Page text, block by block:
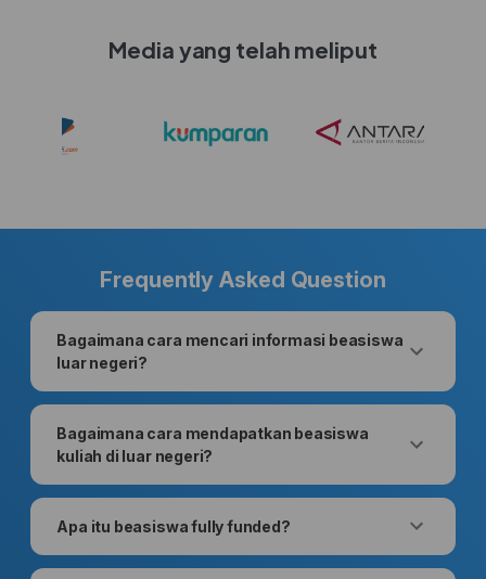
Media yang telah meliput
Frequently Asked Question
Bagaimana cara mencari informasi beasiswa
luar negeri?
Bagaimana cara mendapatkan beasiswa
kuliah di luar negeri?
Apa itu beasiswa fully funded?